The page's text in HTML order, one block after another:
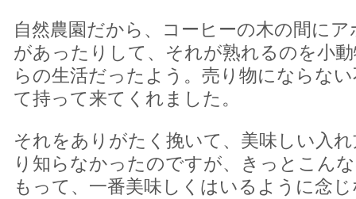
自然農園だから、コーヒーの木の間に
があったりして、それが熟れるのを小
らの生活だったよう。売り物にならな
て持って来てくれました。
それをありがたく挽いて、美味しい入
り知らなかったのですが、きっとこん
もって、一番美味しくはいるように念